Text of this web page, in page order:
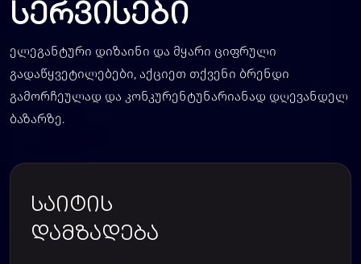
სერვისები
ელეგანტური დიზაინი და მყარი ციფრული
გადაწყვეტილებები, აქციეთ თქვენი ბრენდი
გამორჩეულად და კონკურენტუნარიანად დღევანდელ
ბაზარზე.
საიტის
დამზადება